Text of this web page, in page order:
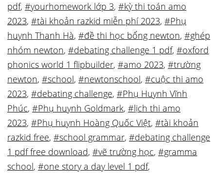
pdf, #yourhomework lớp 3, #kỳ thi toán amo
2023, #tài khoản razkid miễn phí 2023, #Phụ
huynh Thanh Hà, #đề thi học bổng newton, #ghép
nhóm newton, #debating challenge 1 pdf, #oxford
phonics world 1 flipbuilder, #amo 2023, #trường
newton, #school, #newtonschool, #cuộc thi amo
2023, #debating challenge, #Phụ Huynh Vĩnh
Phúc, #Phụ huynh Goldmark, #lịch thi amo
2023, #Phụ huynh Hoàng Quốc Việt, #tài khoản
razkid free, #school grammar, #debating challenge
1 pdf free download, #vẽ trường học, #gramma
school, #one story a day level 1 pdf,